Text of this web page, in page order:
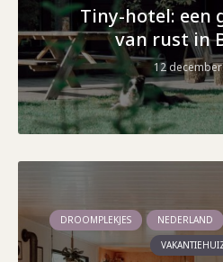
Tiny-hotel: een
van rust in
12
DROOMPLEKJES NEDERLAND